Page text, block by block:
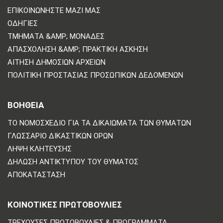
ΕΠΙΚΟΙΝΩΝΗΣΤΕ ΜΑΖΙ ΜΑΣ
ΟΔΗΓΊΕΣ
ΤΜΉΜΑΤΑ &AMP; ΜΟΝΆΔΕΣ
ΑΠΑΣΧΌΛΗΣΗ &AMP; ΠΡΑΚΤΙΚΉ ΆΣΚΗΣΗ
ΑΊΤΗΣΗ ΔΗΜΌΣΙΩΝ ΑΡΧΕΊΩΝ
ΠΟΛΙΤΙΚΗ ΠΡΟΣΤΑΣΙΑΣ ΠΡΟΣΩΠΙΚΩΝ ΔΕΔΟΜΕΝΩΝ
ΒΟΗΘΕΙΑ
ΤΟ ΝΟΜΟΣΧΈΔΙΟ ΓΙΑ ΤΑ ΔΙΚΑΙΏΜΑΤΑ ΤΩΝ ΘΥΜΆΤΩΝ
ΓΛΩΣΣΆΡΙΟ ΔΙΚΑΣΤΙΚΏΝ ΌΡΩΝ
ΛΉΨΗ ΚΛΉΤΕΥΣΗΣ
ΔΉΛΩΣΗ ΑΝΤΙΚΤΎΠΟΥ ΤΟΥ ΘΎΜΑΤΟΣ
ΑΠΟΚΑΤΆΣΤΑΣΗ
ΚΟΙΝΟΤΙΚΈΣ ΠΡΩΤΟΒΟΥΛΊΕΣ